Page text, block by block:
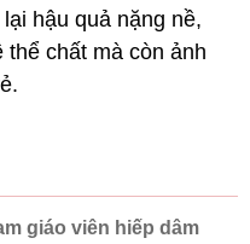
hậu quả nặng nề,
chất mà còn ảnh
giáo viên hiếp dâm